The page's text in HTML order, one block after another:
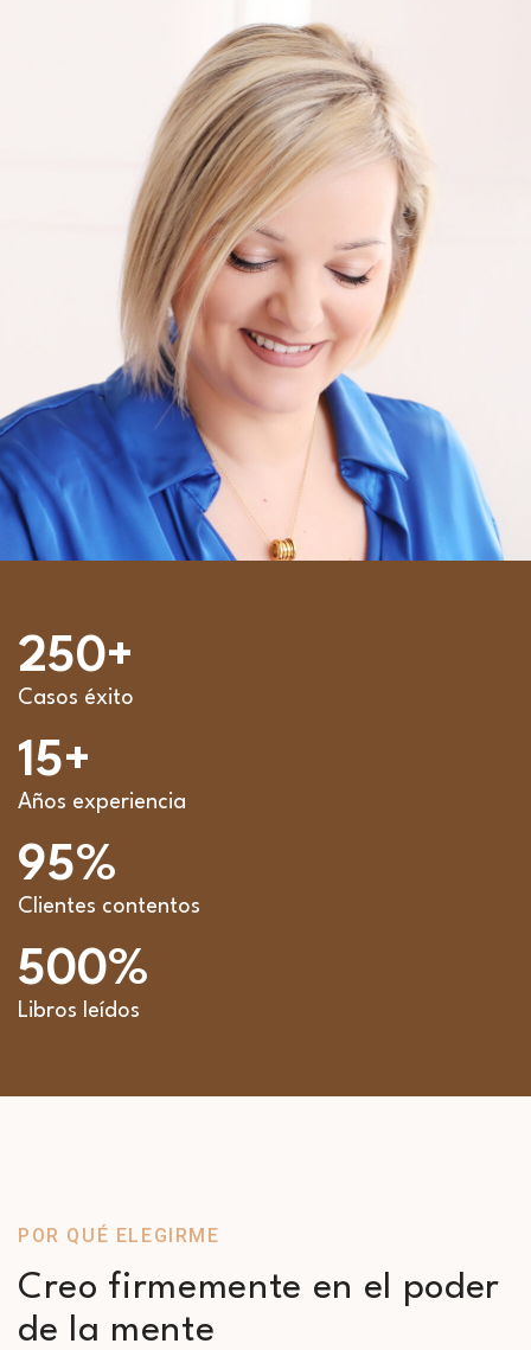
Casos éxito
250+
Años experiencia
15+
Clientes contentos
95%
Libros leídos
500%
POR QUÉ ELEGIRME
Creo firmemente en el poder
de la mente